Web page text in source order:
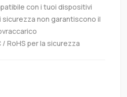
con i tuoi dispositivi
non garantiscono il
RoHS per la sicurezza